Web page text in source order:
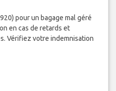
pour un bagage mal géré
en cas de retards et
Vérifiez votre indemnisation